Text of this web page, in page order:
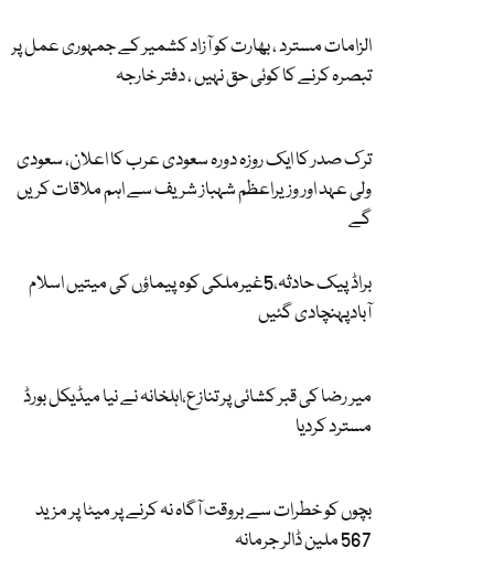
الزامات مسترد ، بھارت کو آزاد کشمیر کے جمہوری عمل پر
تبصرہ کرنے کا کوئی حق نہیں ، دفتر خارجہ
ترک صدر کا ایک روزہ دورہ سعودی عرب کا اعلان، سعودی
ولی عہد اور وزیراعظم شہباز شریف سے اہم ملاقات کریں
گے
براڈ پیک حادثہ،5غیرملکی کوہ پیماؤں کی میتیں اسلام
آبادپہنچادی گئیں
میر رضا کی قبر کشائی پر تنازع،اہلخانہ نے نیا میڈیکل بورڈ
مسترد کردیا
بچوں کو خطرات سے بروقت آگاہ نہ کرنے پر میٹا پر مزید
567 ملین ڈالر جرمانہ